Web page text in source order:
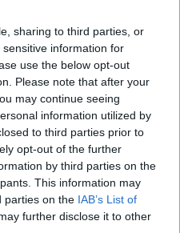
sharing to third parties, or
information for
use the below opt-out
Please note that after your
may continue seeing
information utilized by
to third parties prior to
opt-out of the further
by third parties on the
This information may
parties on the IAB’s List of
further disclose it to other
szolnoki
generációk óta
is próbálnak otthon